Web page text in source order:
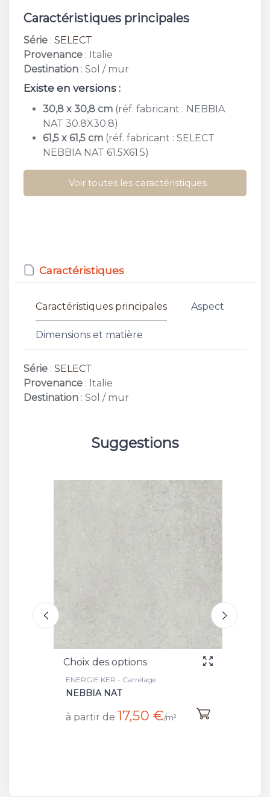
Caractéristiques principales
Série : SELECT
Provenance : Italie
Destination : Sol / mur
Existe en versions :
30,8 x 30,8 cm (réf. fabricant : NEBBIA
NAT 30.8X30.8)
61,5 x 61,5 cm (réf. fabricant : SELECT
NEBBIA NAT 61.5X61.5)
Voir toutes les caractéristiques
Caractéristiques
Caractéristiques principales Aspect
Dimensions et matière
Série : SELECT
Provenance : Italie
Destination : Sol / mur
Suggestions
Choix des options
ENERGIE KER - Carrelage
NEBBIA NAT
à partir de 17,50 €/m²